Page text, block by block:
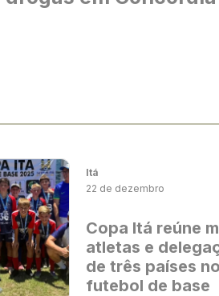
Itá
22 de dezembro
Copa Itá reúne
atletas e
de três países no
futebol de base